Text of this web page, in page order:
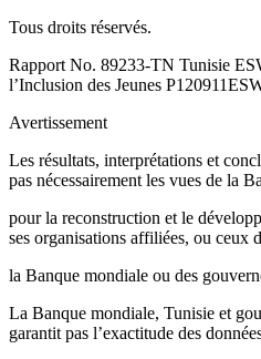
Tous droits réservés.
Rapport No. 89233-TN Tunisie
l’Inclusion des Jeunes
Avertissement
Les résultats, interprétations et
pas nécessairement les vues de la
pour la reconstruction et le
ses organisations affiliées, ou ceux
la Banque mondiale ou des
La Banque mondiale, Tunisie et
garantit pas l’exactitude des